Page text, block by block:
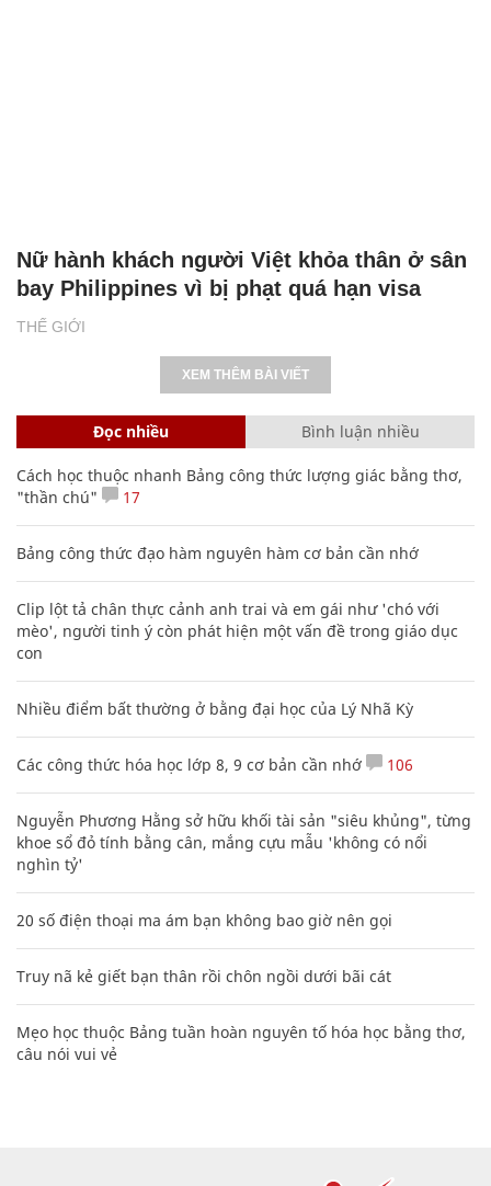
THẾ GIỚI
Nữ hành khách người Việt khỏa thân ở sân
bay Philippines vì bị phạt quá hạn visa
XEM THÊM BÀI VIẾT
Đọc nhiều Bình luận nhiều
Cách học thuộc nhanh Bảng công thức lượng giác bằng thơ,
"thần chú"
17
Bảng công thức đạo hàm nguyên hàm cơ bản cần nhớ
Clip lột tả chân thực cảnh anh trai và em gái như 'chó với
mèo', người tinh ý còn phát hiện một vấn đề trong giáo dục
con
Nhiều điểm bất thường ở bằng đại học của Lý Nhã Kỳ
Các công thức hóa học lớp 8, 9 cơ bản cần nhớ 106
Nguyễn Phương Hằng sở hữu khối tài sản "siêu khủng", từng
khoe sổ đỏ tính bằng cân, mắng cựu mẫu 'không có nổi
nghìn tỷ'
20 số điện thoại ma ám bạn không bao giờ nên gọi
Truy nã kẻ giết bạn thân rồi chôn ngồi dưới bãi cát
Mẹo học thuộc Bảng tuần hoàn nguyên tố hóa học bằng thơ,
câu nói vui vẻ